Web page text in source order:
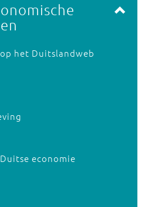
het Duitslandweb
economie